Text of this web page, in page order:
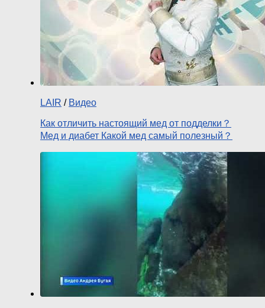
LAIR / Видео
Как отличить настоящий мед от подделки？
Мед и диабет Какой мед самый полезный？